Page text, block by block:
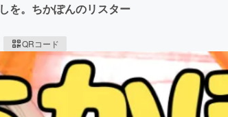
を。ちかぽんのリスター
QRコード